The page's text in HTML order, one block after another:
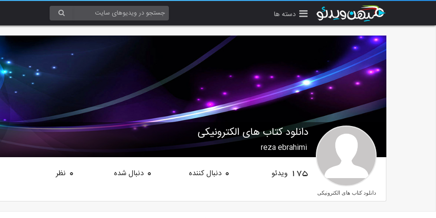
دسته ها
دانلود کتاب های الکترونیکی
reza ebrahimi
175 ویدئو 0 دنبال کننده 0 دنبال شده 0 نظر
دانلود کتاب های الکترونیکی